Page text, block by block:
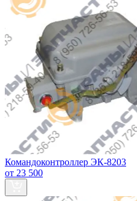
Командоконтроллер ЭК-8203
от 23 500